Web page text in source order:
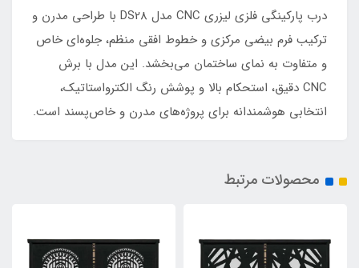
درب پارکینگی فلزی لیزری CNC مدل DS28 با طراحی مدرن و
ترکیب فرم بیضی مرکزی و خطوط افقی منظم، جلوه‌ای خاص
و متفاوت به نمای ساختمان می‌بخشد. این مدل با برش
CNC دقیق، استحکام بالا و پوشش رنگ الکترواستاتیک،
انتخابی هوشمندانه برای پروژه‌های مدرن و خاص‌پسند است.
محصولات مرتبط